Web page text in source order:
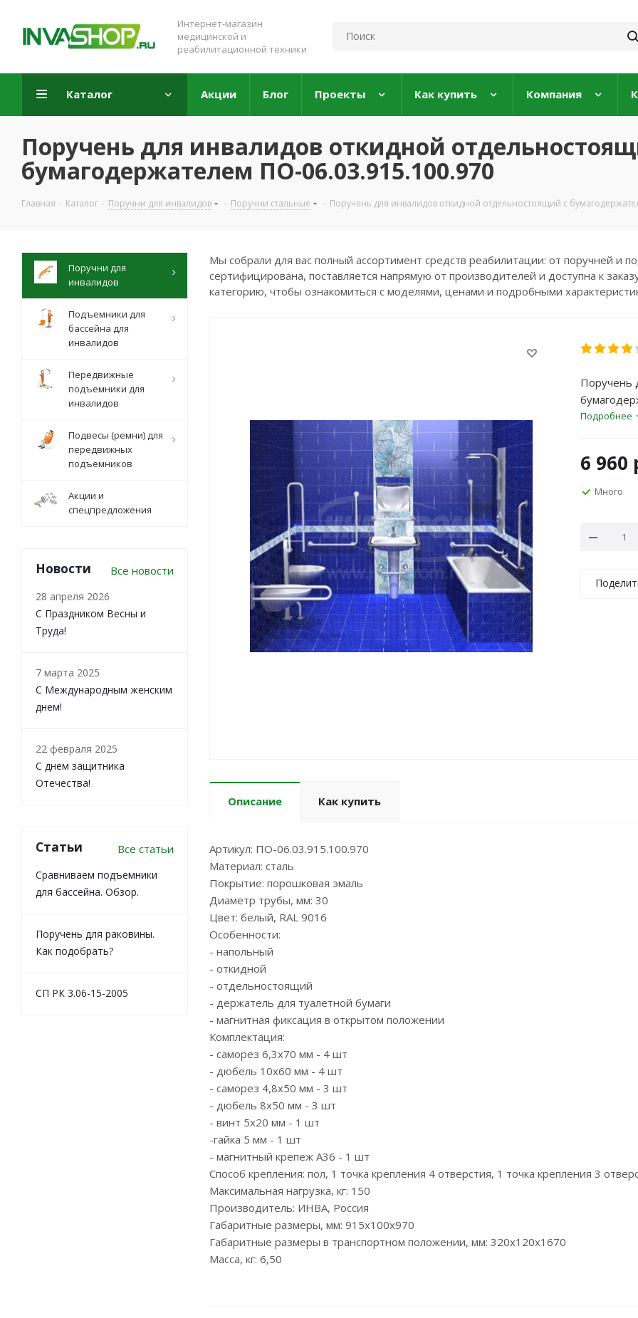
Интернет-магазин
медицинской и
реабилитационной техники
Каталог Акции Блог Проекты Как купить Компания
Поручень для инвалидов откидной
бумагодержателем ПО-06.03.915.100.970
Главная - Каталог - Поручни для инвалидов - Поручни стальные - Поручень для инвалидов откидной отдельностоящий с
Мы собрали для вас полный ассортимент средств реабилитации: от поручней и
сертифицирована, поставляется напрямую от производителей и доступна к
категорию, чтобы ознакомиться с моделями, ценами и подробными
Поручень
Подробнее
6 960
Много
Описание Как купить
Артикул: ПО-06.03.915.100.970
Материал: сталь
Покрытие: порошковая эмаль
Диаметр трубы, мм: 30
Цвет: белый, RAL 9016
Особенности:
- напольный
- откидной
- отдельностоящий
- держатель для туалетной бумаги
- магнитная фиксация в открытом положении
Комплектация:
- саморез 6,3х70 мм - 4 шт
- дюбель 10х60 мм - 4 шт
- саморез 4,8х50 мм - 3 шт
- дюбель 8х50 мм - 3 шт
- винт 5х20 мм - 1 шт
-гайка 5 мм - 1 шт
- магнитный крепеж А36 - 1 шт
Способ крепления: пол, 1 точка крепления 4 отверстия, 1 точка крепления 3
Максимальная нагрузка, кг: 150
Производитель: ИНВА, Россия
Габаритные размеры, мм: 915х100х970
Габаритные размеры в транспортном положении, мм: 320х120х1670
Масса, кг: 6,50
Поручни для
инвалидов
Подъемники для
бассейна для
инвалидов
Передвижные
подъемники для
инвалидов
Подвесы (ремни) для
передвижных
подъемников
Акции и
спецпредложения
Новости Все новости
28 апреля 2026
С Праздником Весны и
Труда!
7 марта 2025
С Международным женским
днем!
22 февраля 2025
С днем защитника
Отечества!
Статьи Все статьи
Сравниваем подъемники
для бассейна. Обзор.
Поручень для раковины.
Как подобрать?
СП РК 3.06-15-2005